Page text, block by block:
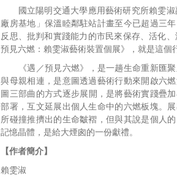
國立陽明交通大學應用藝術研究所賴雯淑
廠房基地」 保溫睦鄰駐站計畫至今已超過三
反思、批判和實踐能力的市民來保存、活化、
預見六燃： 賴雯淑藝術裝置個展》，就是這個
《遇／預見六燃》，是一趟生命重新匯聚
與母親相連， 是意圖透過藝術行動來開啟六
圖三部曲的方式逐步展開， 是將藝術實踐疊
部署，互文延展出個人生命中的六燃板塊。展
所碰撞推擠出的生命皺褶，但與其說是個人的
記憶晶體， 是給大煙囪的一份獻禮。
【作者簡介】
賴雯淑